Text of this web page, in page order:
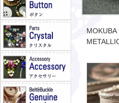
MOKUBA